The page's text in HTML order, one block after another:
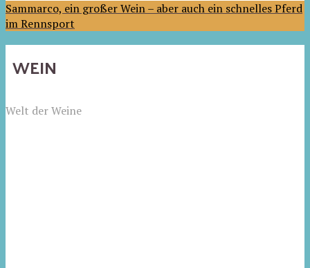
Sammarco, ein großer Wein – aber auch ein schnelles Pferd
im Rennsport
WEIN
Welt der Weine